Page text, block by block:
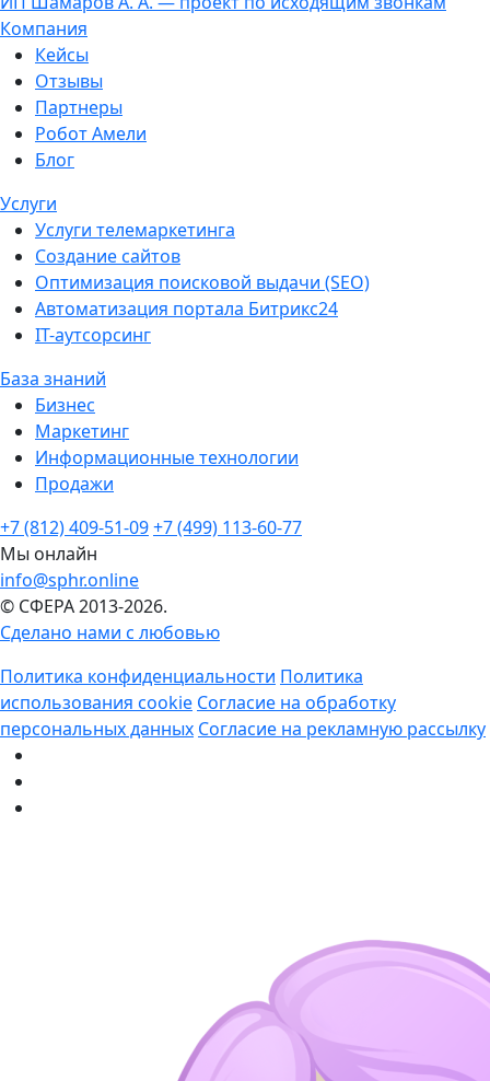
Компания
Кейсы
Отзывы
Партнеры
Робот Амели
Блог
Услуги
Услуги телемаркетинга
Создание сайтов
Оптимизация поисковой выдачи (SEO)
Автоматизация портала Битрикс24
IT-аутсорсинг
База знаний
Бизнес
Маркетинг
Информационные технологии
Продажи
+7 (812) 409-51-09+7 (499) 113-60-77
Мы онлайн
info@sphr.online
© СФЕРА 2013-2026.
Сделано нами с любовью
Политика конфиденциальности Политика
использования cookie Согласие на обработку
персональных данных Согласие на рекламную рассылку